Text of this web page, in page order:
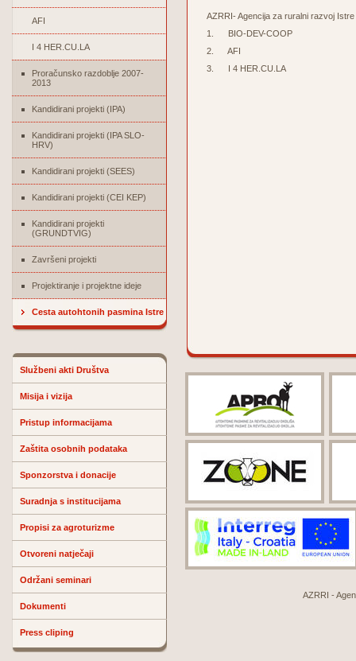
AFI
I 4 HER.CU.LA
Proračunsko razdoblje 2007-
2013
Kandidirani projekti (IPA)
Kandidirani projekti (IPA SLO-
HRV)
Kandidirani projekti (SEES)
Kandidirani projekti (CEI KEP)
Kandidirani projekti
(GRUNDTVIG)
Završeni projekti
Projektiranje i projektne ideje
Cesta autohtonih pasmina Istre
Službeni akti Društva
Misija i vizija
Pristup informacijama
Zaštita osobnih podataka
Sponzorstva i donacije
Suradnja s institucijama
Propisi za agroturizme
Otvoreni natječaji
Održani seminari
Dokumenti
Press cliping
AZRRI- Agencija za ruralni razvoj
1. BIO-DEV-COOP
2. AFI
3. I 4 HER.CU.LA
AZRRI -